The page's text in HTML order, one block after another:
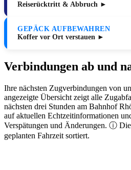
Reiserücktritt & Abbruch ►
GEPÄCK AUFBEWAHREN
Koffer vor Ort verstauen ►
Verbindungen ab und
Ihre nächsten Zugverbindungen von
angezeigte Übersicht zeigt alle
nächsten drei Stunden am Bahnhof
auf aktuellen Echtzeitinformationen
Verspätungen und Änderungen. ⓘ
geplanten Fahrzeit sortiert.